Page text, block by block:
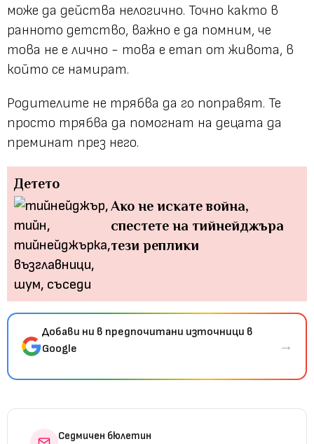
може да действа нелогично. Точно както в
ранното детство, важно е да помним, че
това не е лично - това е етап от живота, в
който се намират.
Родителите не трябва да го поправят. Те
просто трябва да помогнат на децата да
преминат през него.
Детето
Ако не искате война,
спестете на тийнейджъра
тези реплики
Добави ни в предпочитани източници в
Google
→
Седмичен бюлетин